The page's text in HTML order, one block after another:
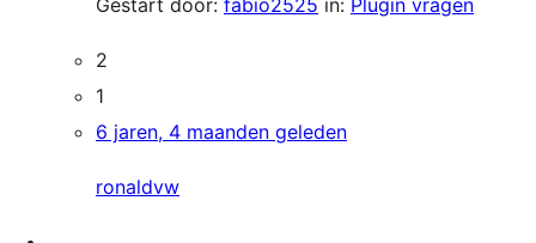
Gestart door: fabio2525 in: Plugin vragen
2
1
6 jaren, 4 maanden geleden
ronaldvw